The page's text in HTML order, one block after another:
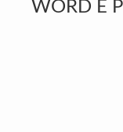
o
r
r
WORD E